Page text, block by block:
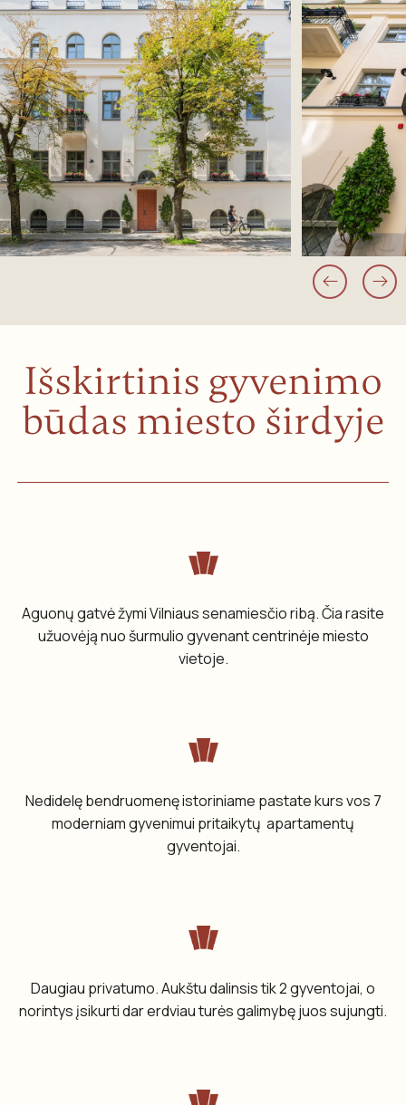
Išskirtinis gyvenimo
būdas miesto širdyje
Aguonų gatvė žymi Vilniaus senamiesčio ribą. Čia rasite
užuovėją nuo šurmulio gyvenant centrinėje miesto
vietoje.
Nedidelę bendruomenę istoriniame pastate kurs vos 7
moderniam gyvenimui pritaikytų apartamentų
gyventojai.
Daugiau privatumo. Aukštu dalinsis tik 2 gyventojai, o
norintys įsikurti dar erdviau turės galimybę juos sujungti.